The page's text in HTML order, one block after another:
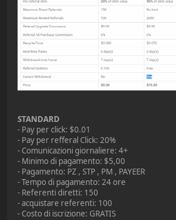
STANDARD
- Pay per click: $0.01
- Pay per refferal Click: 20%
- Comunicazioni giornaliere: 4+
- Minimo di pagamento: $5,00
- Pagamento: PZ , STP , PM , PAYEER
- Tempo di pagamento: 24 ore
- Referenti diretti: 150
- acquistare referenti: 100
- Costo di iscrizione: GRATIS